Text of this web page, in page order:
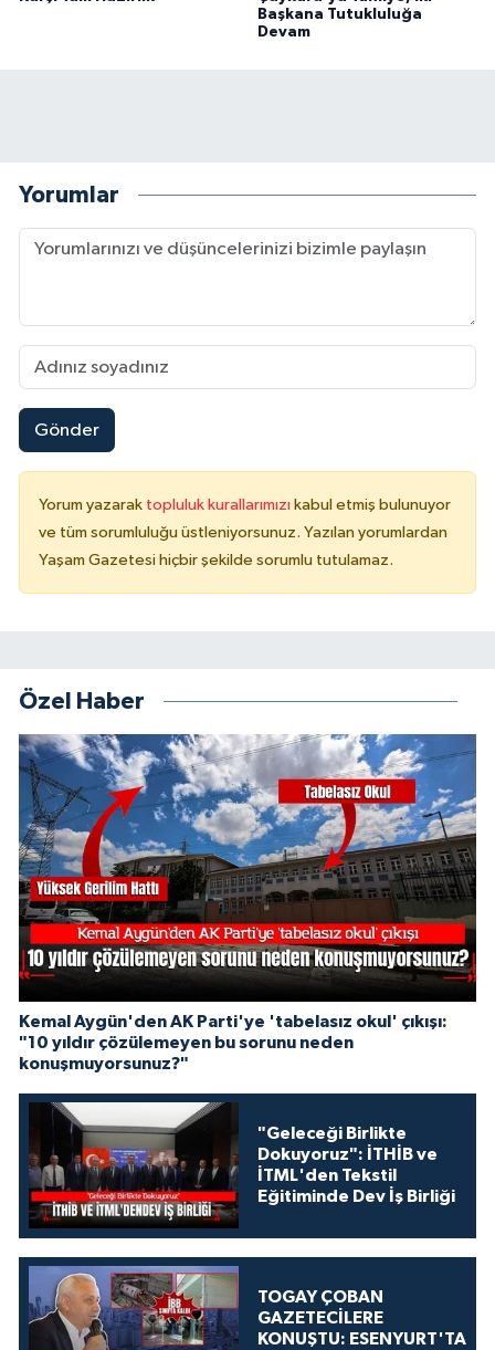
Başkana Tutukluluğa
Devam
Yorumlar
Gönder
Yorum yazarak topluluk kurallarımızı kabul etmiş bulunuyor
ve tüm sorumluluğu üstleniyorsunuz. Yazılan yorumlardan
Yaşam Gazetesi hiçbir şekilde sorumlu tutulamaz.
Özel Haber
Kemal Aygün'den AK Parti'ye 'tabelasız okul' çıkışı:
"10 yıldır çözülemeyen bu sorunu neden
konuşmuyorsunuz?"
"Geleceği Birlikte
Dokuyoruz": İTHİB ve
İTML'den Tekstil
Eğitiminde Dev İş Birliği
TOGAY ÇOBAN
GAZETECİLERE
KONUŞTU: ESENYURT'TA